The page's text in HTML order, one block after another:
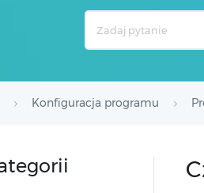
Konfiguracja programu